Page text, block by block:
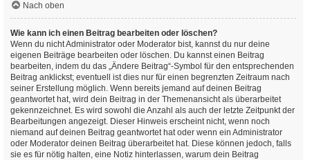
Nach oben
Wie kann ich einen Beitrag bearbeiten oder löschen?
Wenn du nicht Administrator oder Moderator bist, kannst du nur deine
eigenen Beiträge bearbeiten oder löschen. Du kannst einen Beitrag
bearbeiten, indem du das „Ändere Beitrag“-Symbol für den entsprechenden
Beitrag anklickst; eventuell ist dies nur für einen begrenzten Zeitraum nach
seiner Erstellung möglich. Wenn bereits jemand auf deinen Beitrag
geantwortet hat, wird dein Beitrag in der Themenansicht als überarbeitet
gekennzeichnet. Es wird sowohl die Anzahl als auch der letzte Zeitpunkt der
Bearbeitungen angezeigt. Dieser Hinweis erscheint nicht, wenn noch
niemand auf deinen Beitrag geantwortet hat oder wenn ein Administrator
oder Moderator deinen Beitrag überarbeitet hat. Diese können jedoch, falls
sie es für nötig halten, eine Notiz hinterlassen, warum dein Beitrag